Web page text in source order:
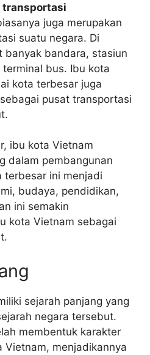
transportasi
juga merupakan
suatu negara. Di
banyak bandara, stasiun
bus. Ibu kota
kota terbesar juga
pusat transportasi
ibu kota Vietnam
dalam pembangunan
terbesar ini menjadi
budaya, pendidikan,
ini semakin
kota Vietnam sebagai
sejarah panjang yang
negara tersebut.
membentuk karakter
menjadikannya